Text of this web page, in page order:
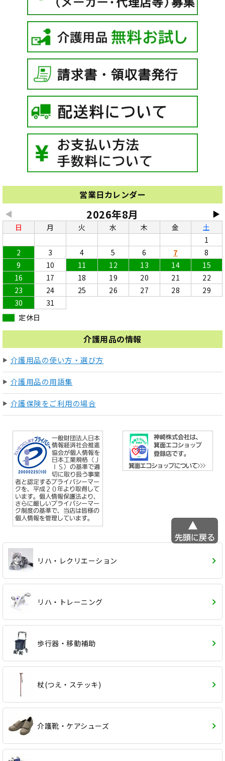
営業日カレンダー
◀ ▶
2026年8月
日 月 火 水 木 金
土
1
2
3 4 5 6 7
8
9
10 11 12 13 14
15
16
17 18 19 20 21
22
23
24 25 26 27 28
29
30
31
定休日
介護用品の情報
介護用品の使い方・選び方
介護用品の用語集
介護保険をご利用の場合
リハ・レクリエーション
リハ・トレーニング
歩行器・移動補助
杖(つえ・ステッキ)
介護靴・ケアシューズ